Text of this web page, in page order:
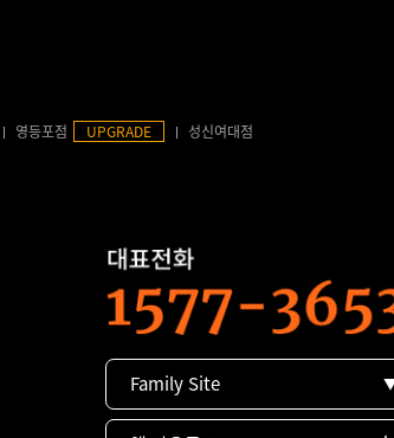
영등포점 UPGRADE 성신여대점
Family Site